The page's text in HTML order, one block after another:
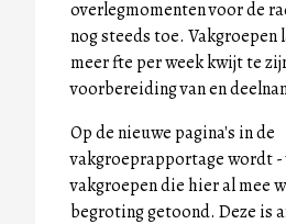
overlegmomenten voor de
nog steeds toe. Vakgroepen
meer fte per week kwijt te
voorbereiding van en
Op de nieuwe pagina's in de
vakgroeprapportage wordt -
vakgroepen die hier al mee
begroting getoond. Deze is